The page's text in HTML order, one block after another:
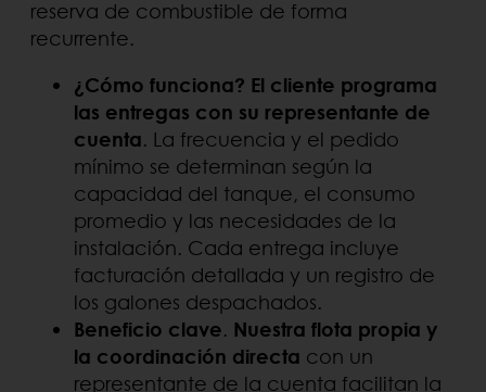
reserva de combustible de forma
recurrente.
¿Cómo funciona? El cliente programa
las entregas con su representante de
cuenta. La frecuencia y el pedido
mínimo se determinan según la
capacidad del tanque, el consumo
promedio y las necesidades de la
instalación. Cada entrega incluye
facturación detallada y un registro de
los galones despachados.
Beneficio clave. Nuestra flota propia y
la coordinación directa con un
representante de la cuenta facilitan la